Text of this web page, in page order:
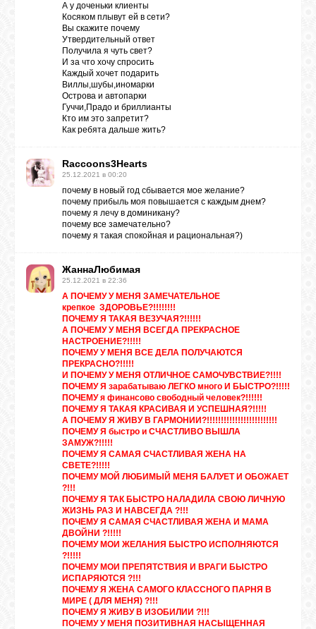
TWITTER
А у доченьки клиенты
Косяком плывут ей в сети?
Вы скажите почему
Утвердительный ответ
Получила я чуть свет?
И за что хочу спросить
Каждый хочет подарить
Виллы,шубы,иномарки
Острова и автопарки
Гуччи,Прадо и бриллианты
Кто им это запретит?
Как ребята дальше жить?
Raccoons3Hearts
25.12.2021 в 00:20
почему в новый год сбывается мое желание?
почему прибыль моя повышается с каждым днем?
почему я лечу в доминикану?
почему все замечательно?
почему я такая спокойная и рациональная?)
ЖаннаЛюбимая
25.12.2021 в 22:36
А ПОЧЕМУ У МЕНЯ ЗАМЕЧАТЕЛЬНОЕ
крепкое ЗДОРОВЬЕ?!!!!!!!!
ПОЧЕМУ Я ТАКАЯ ВЕ3УЧАЯ?!!!!!!
А ПОЧЕМУ У МЕНЯ ВСЕГДА ПРЕКРАСНОЕ
НАСТРОЕНИЕ?!!!!!
ПОЧЕМУ У МЕНЯ ВСЕ ДЕЛА ПОЛУЧАЮТСЯ
ПРЕКРАСНО?!!!!!
И ПОЧЕМУ У МЕНЯ ОТЛИЧНОЕ САМОЧУВСТВИЕ?!!!!
ПОЧЕМУ Я зарабатываю ЛЕГКО много И БЫСТРО?!!!!!
ПОЧЕМУ я финансово свободный человек?!!!!!!
ПОЧЕМУ Я ТАКАЯ КРАСИВАЯ И УСПЕШНАЯ?!!!!!
А ПОЧЕМУ Я ЖИВУ В ГАРМОНИИ?!!!!!!!!!!!!!!!!!!!!!!!!!
ПОЧЕМУ Я быстро и СЧАСТЛИВО ВЫШЛА
ЗАМУЖ?!!!!!
ПОЧЕМУ Я САМАЯ СЧАСТЛИВАЯ ЖЕНА НА
СВЕТЕ?!!!!!
ПОЧЕМУ МОЙ ЛЮБИМЫЙ МЕНЯ БАЛУЕТ И ОБОЖАЕТ
?!!!
ПОЧЕМУ Я ТАК БЫСТРО НАЛАДИЛА СВОЮ ЛИЧНУЮ
ЖИЗНЬ РАЗ И НАВСЕГДА ?!!!
ПОЧЕМУ Я САМАЯ СЧАСТЛИВАЯ ЖЕНА И МАМА
ДВОЙНИ ?!!!!!
ПОЧЕМУ МОИ ЖЕЛАНИЯ БЫСТРО ИСПОЛНЯЮТСЯ
?!!!!!
ПОЧЕМУ МОИ ПРЕПЯТСТВИЯ И ВРАГИ БЫСТРО
ИСПАРЯЮТСЯ ?!!!
ПОЧЕМУ Я ЖЕНА САМОГО КЛАССНОГО ПАРНЯ В
МИРЕ ( ДЛЯ МЕНЯ) ?!!!
ПОЧЕМУ Я ЖИВУ В ИЗОБИЛИИ ?!!!
ПОЧЕМУ У МЕНЯ ПОЗИТИВНАЯ НАСЫЩЕННАЯ